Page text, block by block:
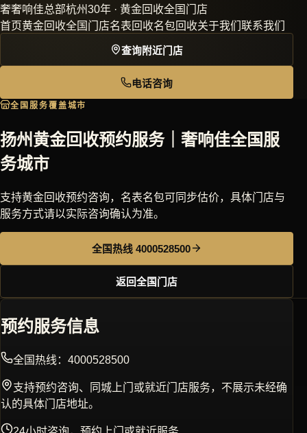
奢奢响佳总部杭州30年 · 黄金回收全国门店
首页黄金回收全国门店名表回收名包回收关于我们 联系我们
查询附近门店
电话咨询
全国服务覆盖城市
扬州黄金回收预约服务｜奢响佳全国服
务城市
支持黄金回收预约咨询，名表名包可同步估价，具体门店与
服务方式请以实际咨询确认为准。
全国热线 4000528500
返回全国门店
预约服务信息
全国热线： 4000528500
支持预约咨询、同城上门或就近门店服务，不展示未经确
认的具体门店地址。